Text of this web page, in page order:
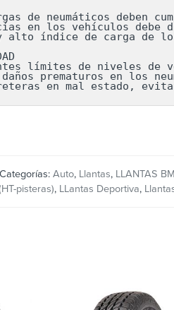
de neumáticos deben
en los vehículos
alto índice de carga de
límites de niveles de
daños prematuros en los
en mal estado,
Categorías: Auto, Llantas, LLANTAS
pisteras), LLantas Deportiva,